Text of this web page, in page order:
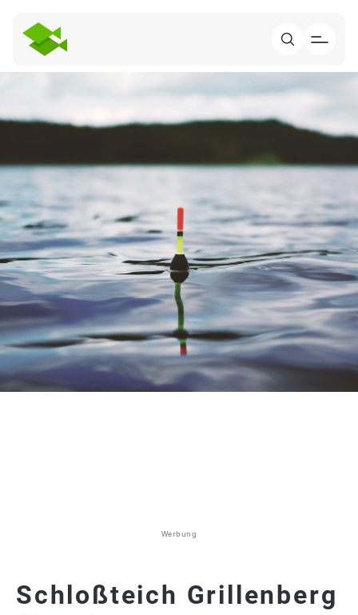
Werbung
Schloßteich Grillenberg